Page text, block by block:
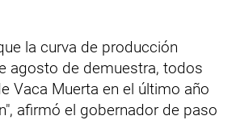
la curva de producción
agosto de demuestra, todos
Vaca Muerta en el último año
afirmó el gobernador de paso